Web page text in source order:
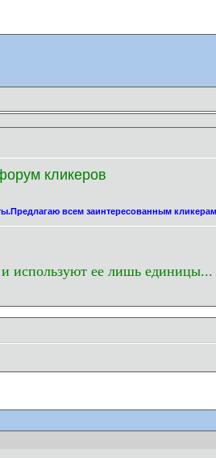
кликеров
всем заинтересованным
и используют ее лишь единицы...